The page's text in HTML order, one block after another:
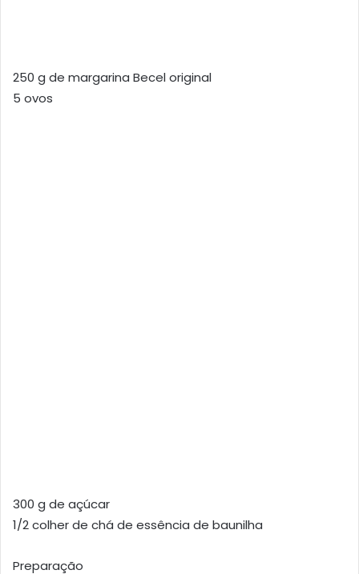
250 g de margarina Becel original
5 ovos
300 g de açúcar
1/2 colher de chá de essência de baunilha
Preparação